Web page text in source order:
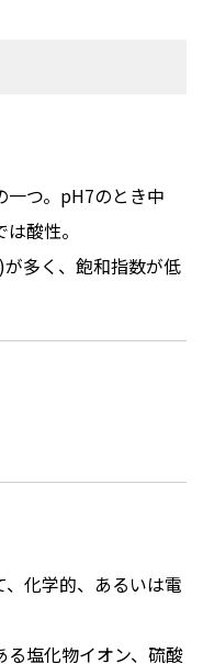
一つ。pH7のとき中
酸性。
)が多く、飽和指数が低
化学的、あるいは電
塩化物イオン、硫酸